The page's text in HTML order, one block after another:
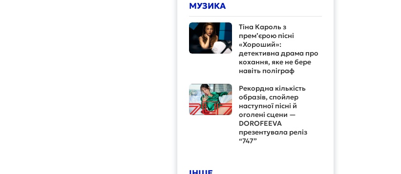
МУЗИКА
Тіна Кароль з
прем’єрою пісні
«Хороший»:
детективна драма про
кохання, яке не бере
навіть поліграф
Рекордна кількість
образів, спойлер
наступної пісні й
оголені сцени —
DOROFEEVA
презентувала реліз
“747”